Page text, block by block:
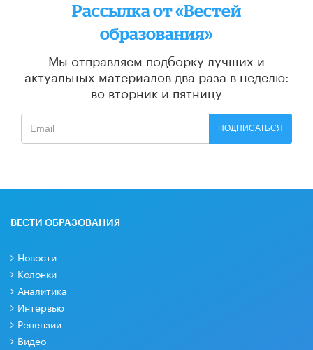
Рассылка от «Вестей
образования»
Мы отправляем подборку лучших и
актуальных материалов два раза в неделю:
во вторник и пятницу
ПОДПИСАТЬСЯ
ВЕСТИ ОБРАЗОВАНИЯ
Новости
Колонки
Аналитика
Интервью
Рецензии
Видео